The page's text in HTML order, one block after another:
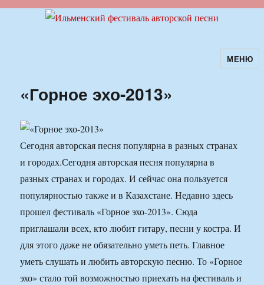
Ильменский фестиваль авторскойМЕНЮ
«Горное эхо-2013»
Сегодня авторская песня популярна в разных странах
и городах.Сегодня авторская песня популярна в
разных странах и городах. И сейчас она пользуется
популярностью также и в Казахстане. Недавно здесь
прошел фестиваль «Горное эхо-2013». Сюда
приглашали всех, кто любит гитару, песни у костра. И
для этого даже не обязательно уметь петь. Главное
уметь слушать и любить авторскую песню. То «Горное
эхо» стало той возможностью приехать на фестиваль и